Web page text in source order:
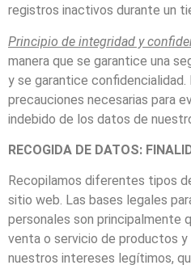
registros inactivos durante un
Principio de integridad y
manera que se garantice una
y se garantice
precauciones necesarias para
indebido de los datos de
RECOGIDA DE DATOS:
Recopilamos diferentes tipos
sitio web. Las bases legales
personales son principalmente
venta o servicio de productos
nuestros intereses legítimos,